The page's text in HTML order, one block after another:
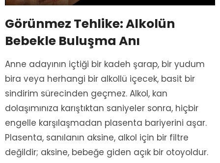
Görünmez Tehlike: Alkolün
Bebekle Buluşma Anı
Anne adayının içtiği bir kadeh şarap, bir yudum
bira veya herhangi bir alkollü içecek, basit bir
sindirim sürecinden geçmez. Alkol, kan
dolaşımınıza karıştıktan saniyeler sonra, hiçbir
engelle karşılaşmadan plasenta bariyerini aşar.
Plasenta, sanılanın aksine, alkol için bir filtre
değildir; aksine, bebeğe giden açık bir otoyoldur.